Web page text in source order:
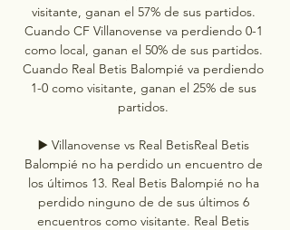
visitante, ganan el 57% de sus partidos.
Cuando CF Villanovense va perdiendo 0-1
como local, ganan el 50% de sus partidos.
Cuando Real Betis Balompié va perdiendo
1-0 como visitante, ganan el 25% de sus
partidos.
▶️ Villanovense vs Real BetisReal Betis
Balompié no ha perdido un encuentro de
los últimos 13. Real Betis Balompié no ha
perdido ninguno de de sus últimos 6
encuentros como visitante. Real Betis